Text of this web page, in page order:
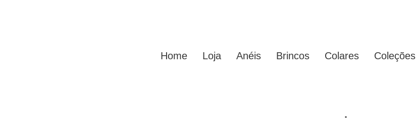
Home Loja Anéis Brincos Colares Coleções